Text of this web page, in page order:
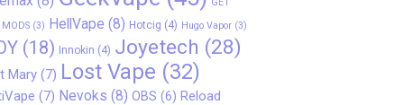
(3) HellVape (8) Hotcig (4) Hugo Vapor (3)
(18) Innokin (4) Joyetech (28)
Mary (7) Lost Vape (32)
(7) Nevoks (8) OBS (6) Reload